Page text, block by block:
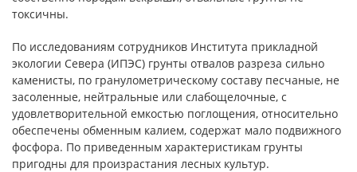
токсичны.
По исследованиям сотрудников Института прикладной
экологии Севера (ИПЭС) грунты отвалов разреза сильно
каменисты, по гранулометрическому составу песчаные, не
засоленные, нейтральные или слабощелочные, с
удовлетворительной емкостью поглощения, относительно
обеспечены обменным калием, содержат мало подвижного
фосфора. По приведенным характеристикам грунты
пригодны для произрастания лесных культур.